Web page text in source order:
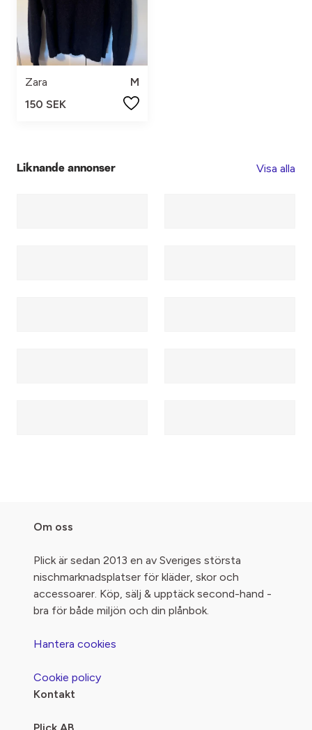
Zara
M
150 SEK
Liknande annonser Visa alla
Om oss
Plick är sedan 2013 en av Sveriges största
nischmarknadsplatser för kläder, skor och
accessoarer. Köp, sälj & upptäck second-hand -
bra för både miljön och din plånbok.
Hantera cookies
Cookie policy
Kontakt